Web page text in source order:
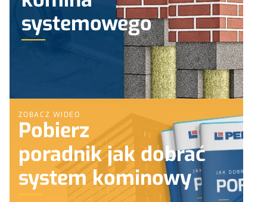
systemowego
ZOBACZ WIDEO
Pobierz
poradnik jak dobrać
system kominowy